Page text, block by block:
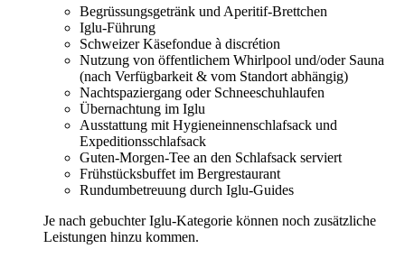
Begrüssungsgetränk und Aperitif-Brettchen
Iglu-Führung
Schweizer Käsefondue à discrétion
Nutzung von öffentlichem Whirlpool und/oder Sauna
(nach Verfügbarkeit & vom Standort abhängig)
Nachtspaziergang oder Schneeschuhlaufen
Übernachtung im Iglu
Ausstattung mit Hygieneinnenschlafsack und
Expeditionsschlafsack
Guten-Morgen-Tee an den Schlafsack serviert
Frühstücksbuffet im Bergrestaurant
Rundumbetreuung durch Iglu-Guides
Je nach gebuchter Iglu-Kategorie können noch zusätzliche
Leistungen hinzu kommen.